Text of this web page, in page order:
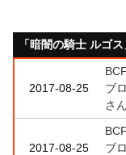
「暗闇の騎士 ルゴ
2017-08-25
ブ
さん
2017-08-25
ブ